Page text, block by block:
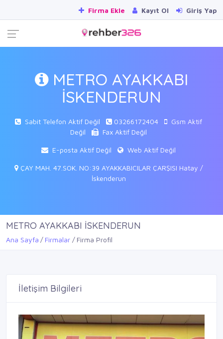
Firma Ekle Kayıt Ol Giriş Yap
METRO AYAKKABI
İSKENDERUN
Sabit Telefon Aktif Değil 03266172404
Gsm Aktif
Değil
Fax Aktif Değil
E-posta Aktif Değil Web Aktif Değil
ÇAY MAH. 47.SOK. NO:39 AYAKKABICILAR ÇARŞISI Hatay /
İskenderun
METRO AYAKKABI İSKENDERUN
Ana Sayfa Firmalar Firma Profil
İletişim Bilgileri